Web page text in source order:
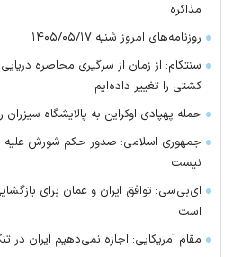
مذاکره
روزنامه‌های امروز شنبه ۱۴۰۵/۰۵/۱۷
کشتی را تغییر داده‌ایم
حمله پهپادی اوکراین به پالایشگاه سیزران
جمهوری اسلامی: صدور حکم شورش علیه
نیست
است
مقام آمریکایی: اجازه نمی‌دهیم ایران در